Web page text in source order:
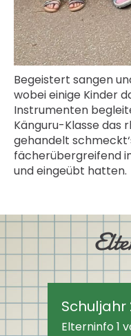
Begeistert sangen
wobei einige Kinder
Instrumenten
Känguru-Klasse das
gehandelt
fächerübergreifend
und eingeübt hatten.
Schuljahr
Elterninfo 1